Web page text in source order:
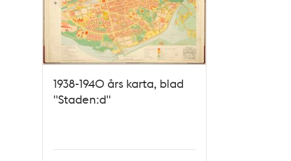
1938-1940 års karta, blad
"Staden:d"